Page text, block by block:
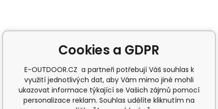
Cookies a GDPR
E-OUTDOOR.CZ a partneři potřebují Váš souhlas k
využití jednotlivých dat, aby Vám mimo jiné mohli
ukazovat informace týkající se Vašich zájmů pomocí
personalizace reklam. Souhlas udělíte kliknutím na